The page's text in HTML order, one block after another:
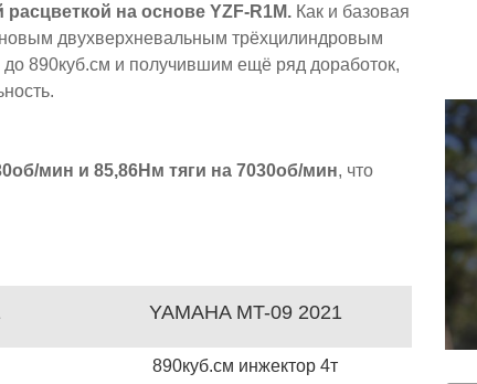
на основе YZF-R1M. Как и базовая
двухверхневальным трёхцилиндровым
890куб.см и получившим ещё ряд доработок,
мин и 85,86Нм тяги на 7030об/мин, что
YAMAHA MT-09 2021
890куб.см инжектор 4т